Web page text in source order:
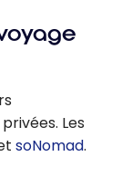
Les
soNomad.